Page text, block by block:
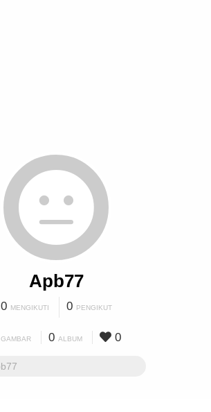
Apb77
0 MENGIKUTI 0 PENGIKUT
GAMBAR 0 ALBUM 0